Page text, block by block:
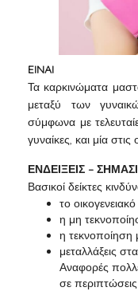
EINAI
Τα καρκινώματα
μεταξύ των
σύμφωνα με
γυναίκες, και μία
ΕΝΔΕΙΞΕΙΣ –
Βασικοί δείκτες
το
η μη
η τεκνοποίηση
μεταλλάξεις
Αναφορές
σε